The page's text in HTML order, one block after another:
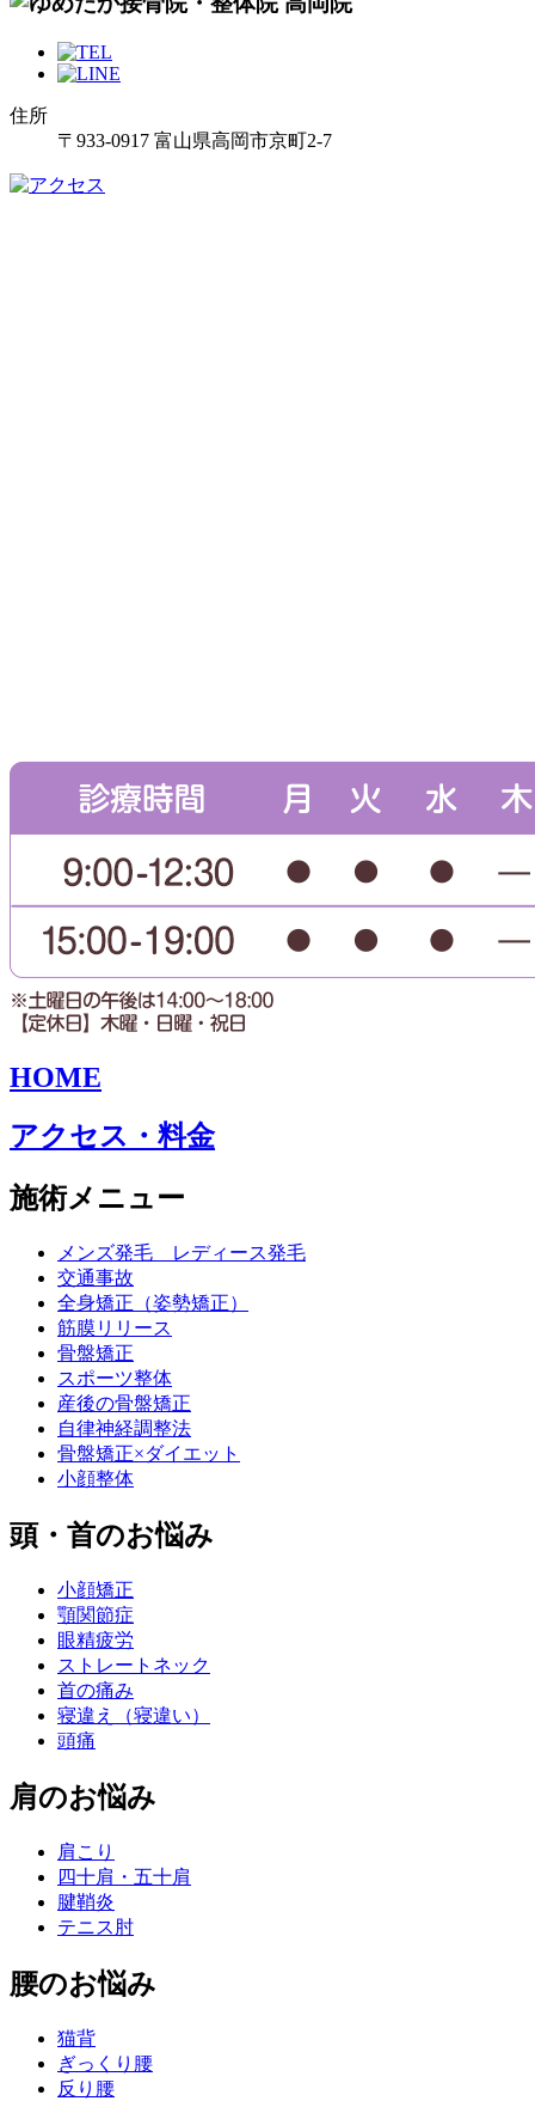
住所
〒933-0917 富山県高岡市京町2-7
HOME
アクセス・料金
施術メニュー
メンズ発毛 レディース発毛
交通事故
全身矯正（姿勢矯正）
筋膜リリース
骨盤矯正
スポーツ整体
産後の骨盤矯正
自律神経調整法
骨盤矯正×ダイエット
小顔整体
頭・首のお悩み
小顔矯正
顎関節症
眼精疲労
ストレートネック
首の痛み
寝違え（寝違い）
頭痛
肩のお悩み
肩こり
四十肩・五十肩
腱鞘炎
テニス肘
腰のお悩み
猫背
ぎっくり腰
反り腰